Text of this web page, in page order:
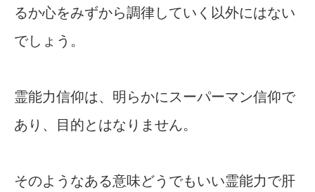
るか心をみずから調律していく以外にはない
でしょう。
霊能力信仰は、明らかにスーパーマン信仰で
あり、目的とはなりません。
そのようなある意味どうでもいい霊能力で肝